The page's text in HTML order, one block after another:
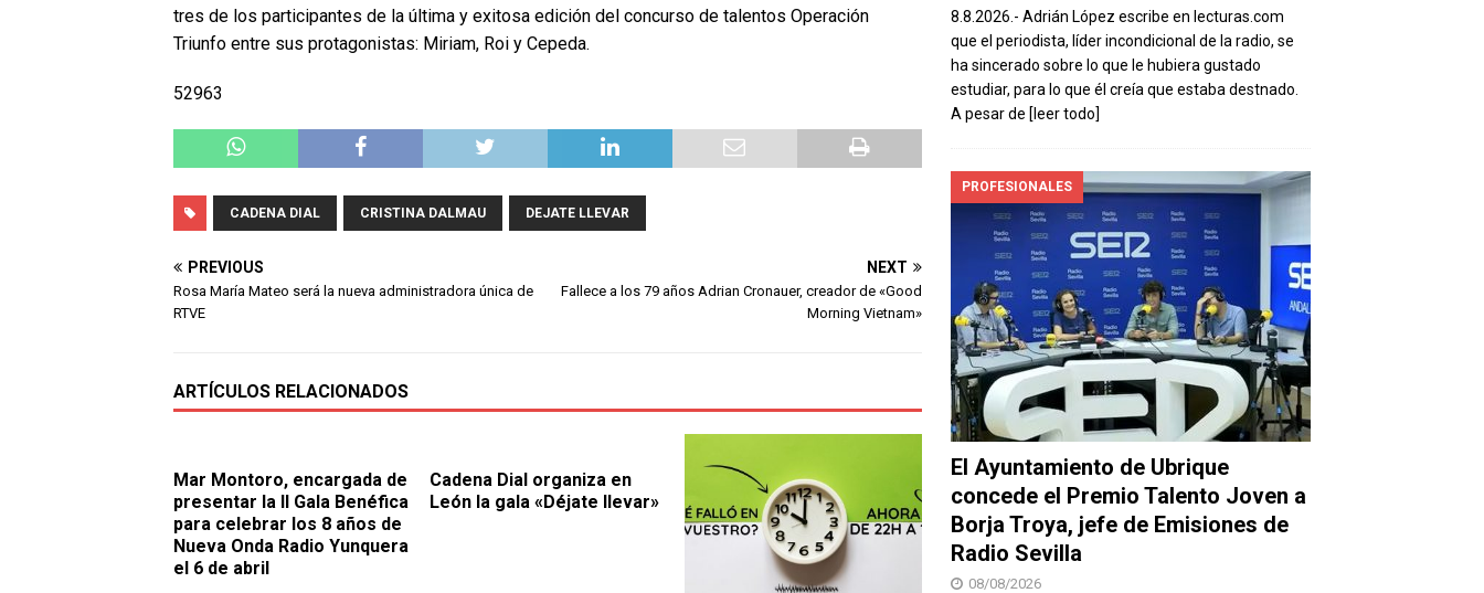
tres de los participantes de la última y exitosa edición del concurso de talentos Operación
Triunfo entre sus protagonistas: Miriam, Roi y Cepeda.
52963
CADENA DIAL CRISTINA DALMAU DEJATE LLEVAR
PREVIOUS
Rosa María Mateo será la nueva administradora única de
RTVE
NEXT
Fallece a los 79 años Adrian Cronauer, creador de «Good
Morning Vietnam»
ARTÍCULOS RELACIONADOS
Mar Montoro, encargada de
presentar la II Gala Benéfica
para celebrar los 8 años de
Nueva Onda Radio Yunquera
el 6 de abril
Cadena Dial organiza en
León la gala «Déjate llevar»
8.8.2026.- Adrián López escribe en lecturas.com
que el periodista, líder incondicional de la radio, se
ha sincerado sobre lo que le hubiera gustado
estudiar, para lo que él creía que estaba destnado.
A pesar de [leer todo]
PROFESIONALES
El Ayuntamiento de Ubrique
concede el Premio Talento Joven a
Borja Troya, jefe de Emisiones de
Radio Sevilla
08/08/2026